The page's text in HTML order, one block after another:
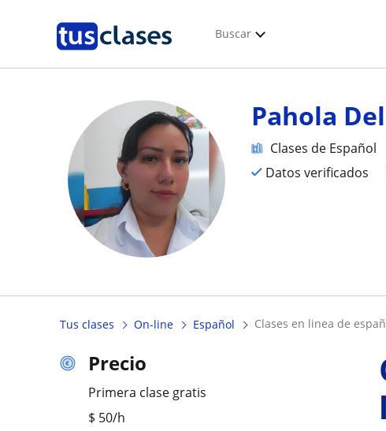
Buscar
Pahola
Clases de Español
Datos verificados
Tus clases On-line Español clases en linea de
Precio
Primera clase gratis
$ 50/h